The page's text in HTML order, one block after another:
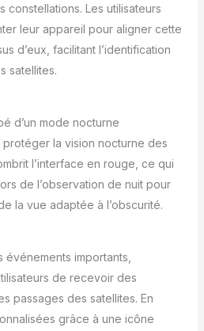
constellations. Les utilisateurs
leur appareil pour aligner cette
d’eux, facilitant l’identification
satellites.
d’un mode nocturne
la vision nocturne des
l’interface en rouge, ce qui
de l’observation de nuit pour
la vue adaptée à l’obscurité.
importants,
de recevoir des
passages des satellites. En
grâce à une icône